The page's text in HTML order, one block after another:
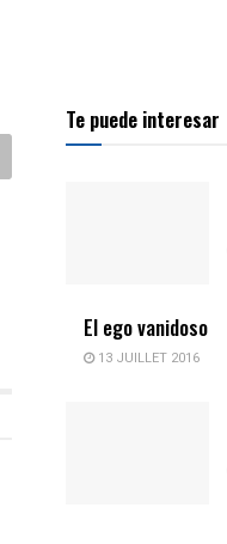
Te puede interesar
El ego vanidoso
13 JUILLET 2016